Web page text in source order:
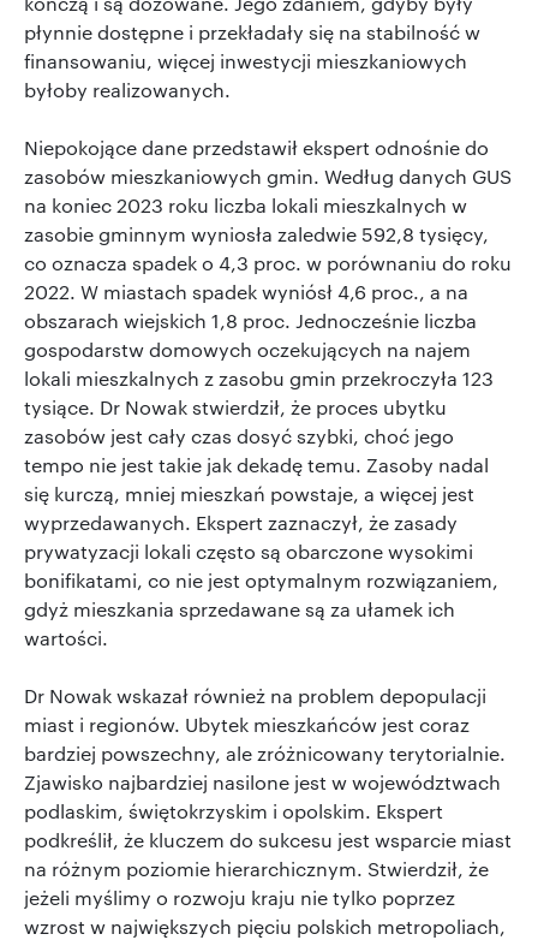
płynnie dostępne i przekładały się na stabilność w
finansowaniu, więcej inwestycji mieszkaniowych
byłoby realizowanych.
Niepokojące dane przedstawił ekspert odnośnie do
zasobów mieszkaniowych gmin. Według danych GUS
na koniec 2023 roku liczba lokali mieszkalnych w
zasobie gminnym wyniosła zaledwie 592,8 tysięcy,
co oznacza spadek o 4,3 proc. w porównaniu do roku
2022. W miastach spadek wyniósł 4,6 proc., a na
obszarach wiejskich 1,8 proc. Jednocześnie liczba
gospodarstw domowych oczekujących na najem
lokali mieszkalnych z zasobu gmin przekroczyła 123
tysiące. Dr Nowak stwierdził, że proces ubytku
zasobów jest cały czas dosyć szybki, choć jego
tempo nie jest takie jak dekadę temu. Zasoby nadal
się kurczą, mniej mieszkań powstaje, a więcej jest
wyprzedawanych. Ekspert zaznaczył, że zasady
prywatyzacji lokali często są obarczone wysokimi
bonifikatami, co nie jest optymalnym rozwiązaniem,
gdyż mieszkania sprzedawane są za ułamek ich
wartości.
Dr Nowak wskazał również na problem depopulacji
miast i regionów. Ubytek mieszkańców jest coraz
bardziej powszechny, ale zróżnicowany terytorialnie.
Zjawisko najbardziej nasilone jest w województwach
podlaskim, świętokrzyskim i opolskim. Ekspert
podkreślił, że kluczem do sukcesu jest wsparcie miast
na różnym poziomie hierarchicznym. Stwierdził, że
jeżeli myślimy o rozwoju kraju nie tylko poprzez
wzrost w największych pięciu polskich metropoliach,